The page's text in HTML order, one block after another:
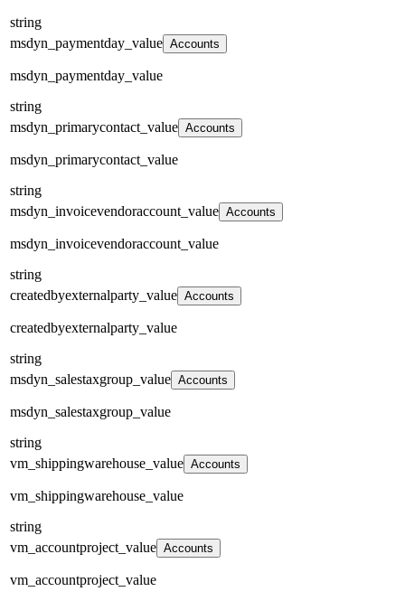
string
msdyn_paymentday_value Accounts
msdyn_paymentday_value
string
msdyn_primarycontact_value Accounts
msdyn_primarycontact_value
string
msdyn_invoicevendoraccount_value Accounts
msdyn_invoicevendoraccount_value
string
createdbyexternalparty_value Accounts
createdbyexternalparty_value
string
msdyn_salestaxgroup_value Accounts
msdyn_salestaxgroup_value
string
vm_shippingwarehouse_value Accounts
vm_shippingwarehouse_value
string
vm_accountproject_value Accounts
vm_accountproject_value